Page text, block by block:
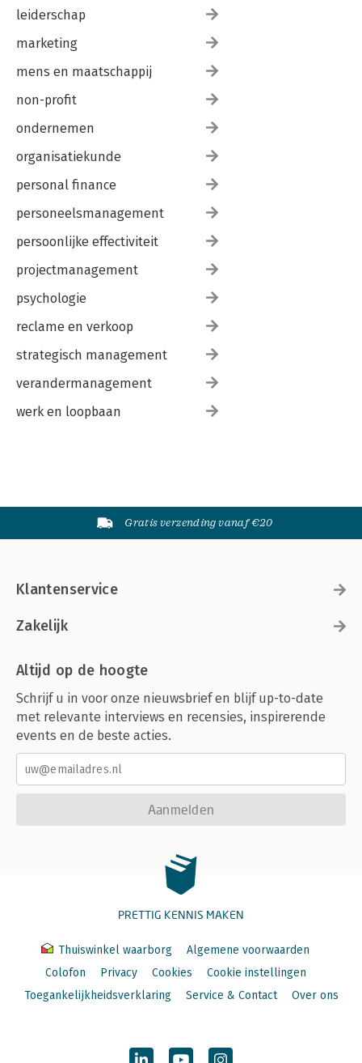
leiderschap
marketing
mens en maatschappij
non-profit
ondernemen
organisatiekunde
personal finance
personeelsmanagement
persoonlijke effectiviteit
projectmanagement
psychologie
reclame en verkoop
strategisch management
verandermanagement
werk en loopbaan
Gratis verzending vanaf €20
Klantenservice
Zakelijk
Altijd op de hoogte
Schrijf u in voor onze nieuwsbrief en blijf up-to-date
met relevante interviews en recensies, inspirerende
events en de beste acties.
Aanmelden
PRETTIG KENNIS MAKEN
Thuiswinkel waarborg
Algemene voorwaarden
Colofon
Privacy Cookies
Cookie instellingen
Toegankelijkheidsverklaring
Service & Contact Over ons